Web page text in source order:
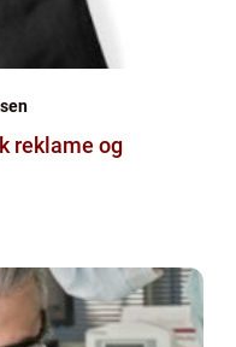
reklame og